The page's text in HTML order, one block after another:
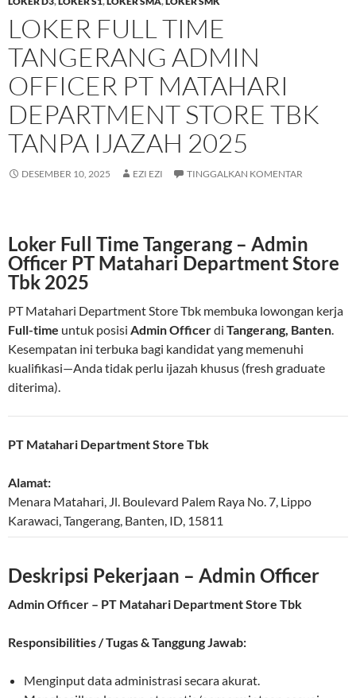
LOKER FULL TIME
TANGERANG ADMIN
OFFICER PT MATAHARI
DEPARTMENT STORE TBK
TANPA IJAZAH 2025
DESEMBER 10, 2025 EZI EZI TINGGALKAN KOMENTAR
Loker Full Time Tangerang – Admin
Officer PT Matahari Department Store
Tbk 2025
PT Matahari Department Store Tbk membuka lowongan kerja
Full-time untuk posisi Admin Officerdi Tangerang, Banten.
Kesempatan ini terbuka bagi kandidat yang memenuhi
kualifikasi—Anda tidak perlu ijazah khusus (fresh graduate
diterima).
PT Matahari Department Store Tbk
Alamat:
Menara Matahari, Jl. Boulevard Palem Raya No. 7, Lippo
Karawaci,Tangerang, Banten, ID, 15811
Deskripsi Pekerjaan – Admin Officer
Admin Officer – PT Matahari Department Store Tbk
Responsibilities / Tugas & Tanggung Jawab:
Menginput data administrasi secara akurat.